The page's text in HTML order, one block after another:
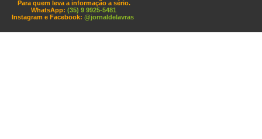
Para quem leva a informação a sério.
WhatsApp: (35) 9 9925-5481
Instagram e Facebook: @jornaldelavras